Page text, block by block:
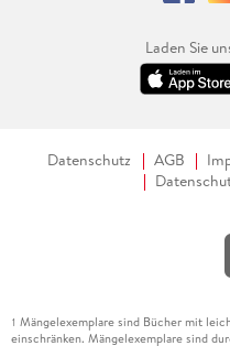
Laden Sie
Datenschutz AGB
1 Mängelexemplare sind Bücher mit
einschränken. Mängelexemplare sind